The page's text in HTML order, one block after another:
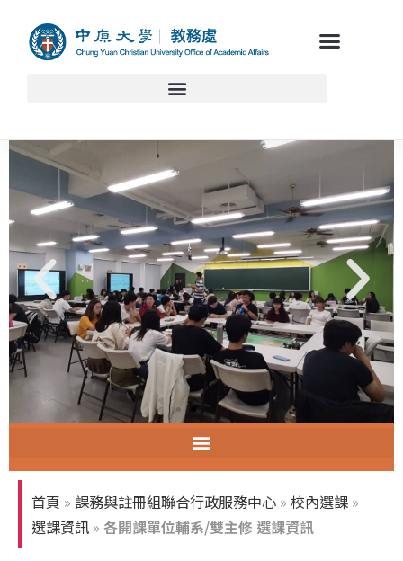
智慧教室教育訓練
首頁 » 課務與註冊組聯合行政服務中心 » 校內選課 »
選課資訊 » 各開課單位輔系/雙主修 選課資訊